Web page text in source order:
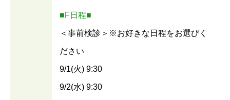
■F日程■
＜事前検診＞※お好きな日程をお選びく
ださい
9/1(火) 9:30
9/2(水) 9:30